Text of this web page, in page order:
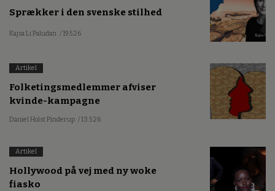
Sprækker i den svenske stilhed
Kajsa Li Paludan / 19.5.26
Artikel
Folketingsmedlemmer afviser
kvinde-kampagne
Daniel Holst Pinderup / 13.5.26
Artikel
Hollywood på vej med ny woke
fiasko